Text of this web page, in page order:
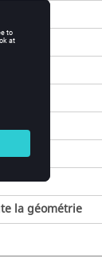
la géométrie